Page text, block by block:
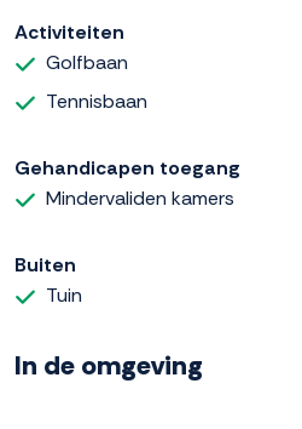
Activiteiten
Golfbaan
Tennisbaan
Gehandicapen toegang
Mindervaliden kamers
Buiten
Tuin
In de omgeving